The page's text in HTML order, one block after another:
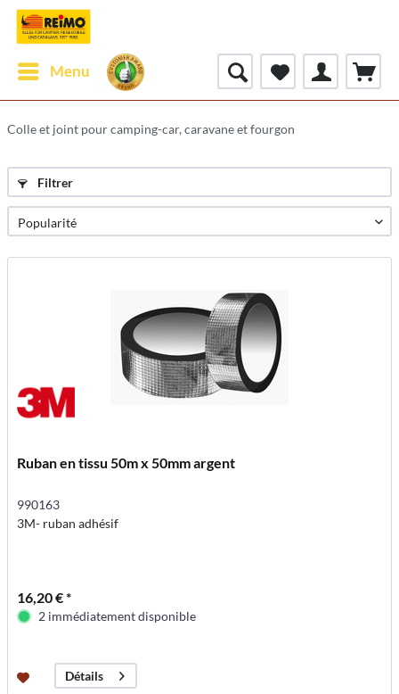
Menu
Colle et joint pour camping-car, caravane et fourgon
Filtrer
Ruban en tissu 50m x 50mm argent
990163
3M- ruban adhésif
16,20 € *
2 immédiatement disponible
Détails